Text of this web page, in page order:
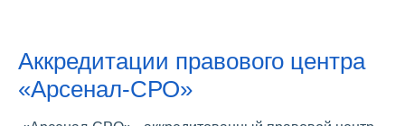
Аккредитации правового центра
«Арсенал-СРО»